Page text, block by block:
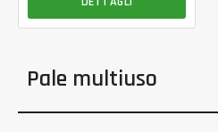
Pale multiuso